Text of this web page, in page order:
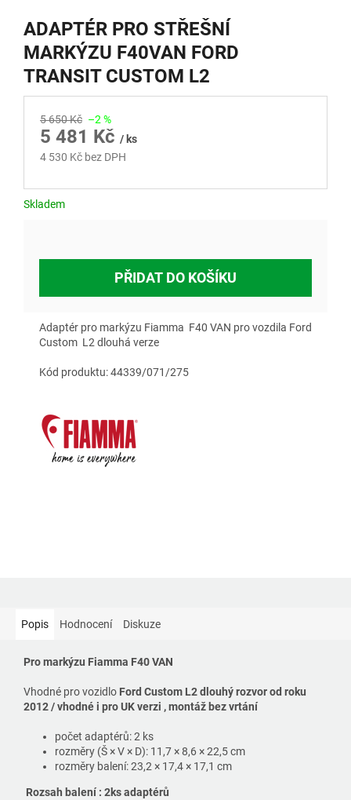
ADAPTÉR PRO STŘEŠNÍ
MARKÝZU F40VAN FORD
TRANSIT CUSTOM L2
5 650 Kč –2 %
5 481 Kč / ks
4 530 Kč bez DPH
Skladem
PŘIDAT DO KOŠÍKU
Adaptér pro markýzu Fiamma F40 VAN pro vozdila Ford
Custom L2 dlouhá verze
Kód produktu: 44339/071/275
Popis Hodnocení Diskuze
Pro markýzu Fiamma F40 VAN
Vhodné pro vozidlo Ford Custom L2 dlouhý rozvor od roku
2012 / vhodné i pro UK verzi , montáž bez vrtání
počet adaptérů: 2 ks
rozměry (Š × V × D): 11,7 × 8,6 × 22,5 cm
rozměry balení: 23,2 × 17,4 × 17,1 cm
Rozsah balení : 2ks adaptérů